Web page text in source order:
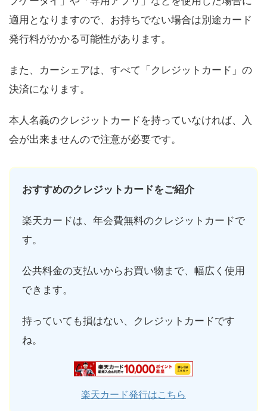
適用となりますので、お持ちでない場合は別途カード
発行料がかかる可能性があります。
また、カーシェアは、すべて「クレジットカード」の
決済になります。
本人名義のクレジットカードを持っていなければ、入
会が出来ませんので注意が必要です。
おすすめのクレジットカードをご紹介
楽天カードは、年会費無料のクレジットカードで
す。
公共料金の支払いからお買い物まで、幅広く使用
できます。
持っていても損はない、クレジットカードです
ね。
楽天カード発行はこちら